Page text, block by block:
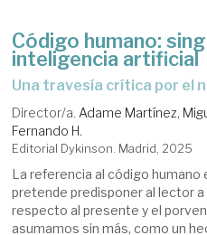
Código humano:
inteligencia artificial
Una travesía crítica por el
Director/a. Adame Martínez,
Fernando H.
Editorial Dykinson. Madrid, 2025
La referencia al código humano
pretende predisponer al lector
respecto al presente y el
asumamos sin más, como un